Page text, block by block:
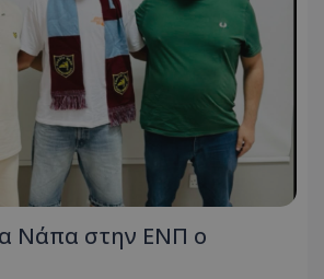
Νάπα στην ΕΝΠ ο